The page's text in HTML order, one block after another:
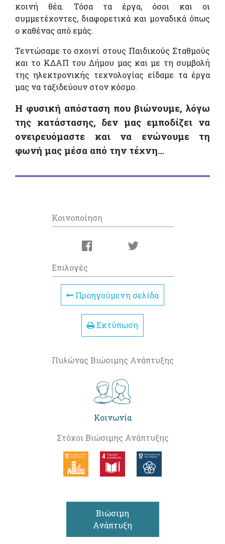
κοινή θέα. Τόσα τα έργα, όσοι και οι
συμμετέχοντες, διαφορετικά και μοναδικά όπως
ο καθένας από εμάς.
Τεντώσαμε το σχοινί στους Παιδικούς Σταθμούς
και το ΚΔΑΠ του Δήμου μας και με τη συμβολή
της ηλεκτρονικής τεχνολογίας είδαμε τα έργα
μας να ταξιδεύουν στον κόσμο.
Η φυσική απόσταση που βιώνουμε, λόγω
της κατάστασης, δεν μας εμποδίζει να
ονειρευόμαστε και να ενώνουμε τη
φωνή μας μέσα από την τέχνη…
Κοινοποίηση
Επιλογές
Προηγούμενη σελίδα
Εκτύπωση
Πυλώνας Βιώσιμης Ανάπτυξης
Κοινωνία
Στόχοι Βιώσιμης Ανάπτυξης
Βιώσιμη
Ανάπτυξη